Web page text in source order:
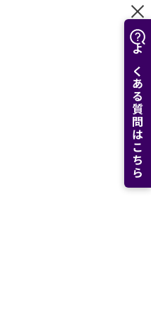
よくある質問はこちら